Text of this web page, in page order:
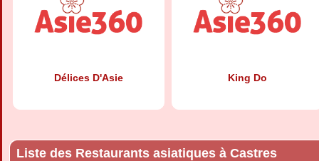
Délices D'Asie King Do
Liste des Restaurants asiatiques à Castres